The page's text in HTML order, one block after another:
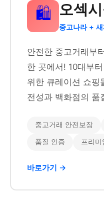
🛍️ 오섹
중고나라 +
안전한 중고거래부
한 곳에서! 10대부
위한 큐레이션 쇼핑
전성과 백화점의 품
중고거래 안전보장
품질 인증 프리미
바로가기 →